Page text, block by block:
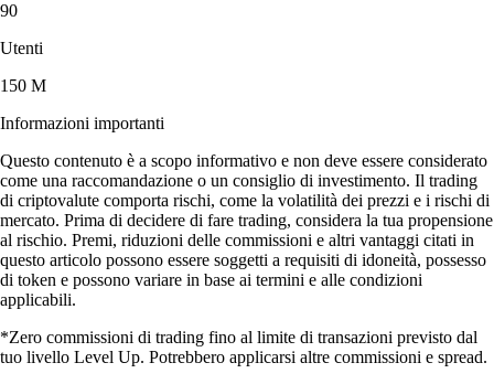
90
Utenti
150 M
Informazioni importanti
Questo contenuto è a scopo informativo e non deve essere considerato
come una raccomandazione o un consiglio di investimento. Il trading
di criptovalute comporta rischi, come la volatilità dei prezzi e i rischi di
mercato. Prima di decidere di fare trading, considera la tua propensione
al rischio. Premi, riduzioni delle commissioni e altri vantaggi citati in
questo articolo possono essere soggetti a requisiti di idoneità, possesso
di token e possono variare in base ai termini e alle condizioni
applicabili.
*Zero commissioni di trading fino al limite di transazioni previsto dal
tuo livello Level Up. Potrebbero applicarsi altre commissioni e spread.